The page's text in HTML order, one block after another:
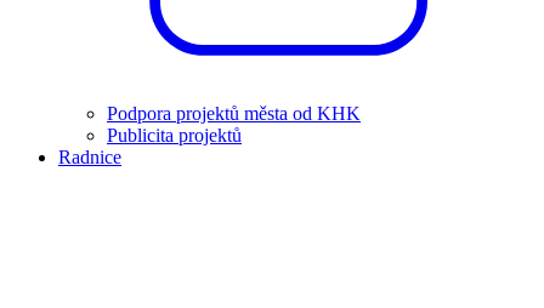
Podpora projektů města od KHK
Publicita projektů
Radnice